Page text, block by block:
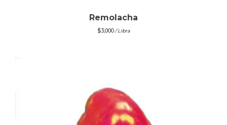
Remolacha
$3,000/ Libra